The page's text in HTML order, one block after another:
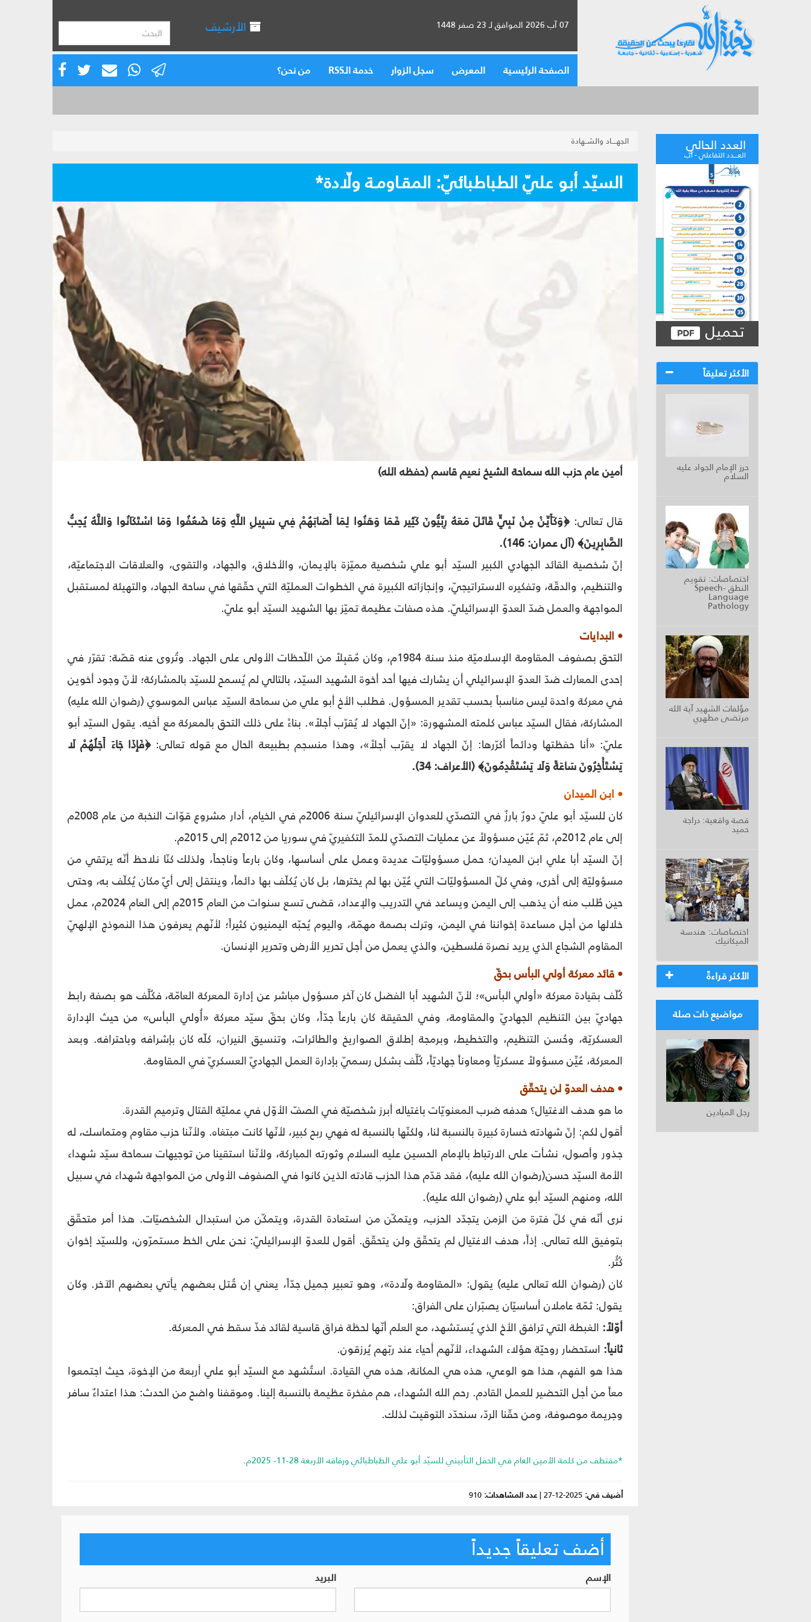
07 آب 2026 الموافق لـ 23 صفر 1448 الأرشيف
الصفحة الرئيسية المعرض سجل الزوار خدمة الـRSS من نحن؟
العدد الحالي
العـــدد التفاعلي - آب
تحميل
الأكثر تعليقاً
حرز الإمام الجواد عليه
السلام
اختصاصات: تقويم
النطق Speech-
Language
Pathology
مؤلفات الشهيد آية الله
مرتضى مطهري
قصة واقعية: دراجة
حميد
اختصاصات: هندسة
الميكانيك
الأكثر قراءةً
مواضيع ذات صلة
رجل الميادين
الجهــــاد والشــهادة
السيّد أبو عليّ الطباطبائيّ: المقـاومـة ولّادة*
أمين عام حزب الله سماحة الشيخ نعيم قاسم (حفظه الله)
قال تعالى: ﴿وَكَأَيِّنْ مِنْ نَبِيٍّ قَاتَلَ مَعَهُ رِبِّيُّونَ كَثِير فَمَا وَهَنُوا لِمَا أَصَابَهُمْ فِي سَبِيلِ اللَّهِ وَمَا ضَعُفُوا وَمَا اسْتَكَانُوا وَاللَّهُ يُحِبُّ
الصَّابِرِينَ﴾ (آل عمران: 146).
إنّ شخصية القائد الجهادي الكبير السيّد أبو علي شخصية مميّزة بالإيمان، والأخلاق، والجهاد، والتقوى، والعلاقات الاجتماعيّة،
والتنظيم، والدقّة، وتفكيره الاستراتيجيّ، وإنجازاته الكبيرة في الخطوات العمليّة التي حقّقها في ساحة الجهاد، والتهيئة لمستقبل
المواجهة والعمل ضدّ العدوّ الإسرائيليّ. هذه صفات عظيمة تميّز بها الشهيد السيّد أبو عليّ.
• البدايات
التحق بصفوف المقاومة الإسلاميّة منذ سنة 1984م، وكان مُقبِلاً من اللّحظات الأولى على الجهاد. وتُروى عنه قصّة: تقرّر في
إحدى المعارك ضدّ العدوّ الإسرائيلي أن يشارك فيها أحد أخوة الشهيد السيّد، بالتالي لم يُسمح للسيّد بالمشاركة؛ لأنّ وجود أخوين
في معركة واحدة ليس مناسباً بحسب تقدير المسؤول. فطلب الأخ أبو علي من سماحة السيّد عباس الموسوي (رضوان الله عليه)
المشاركة، فقال السيّد عباس كلمته المشهورة: «إنّ الجهاد لا يُقرّب أجلاً». بناءً على ذلك التحق بالمعركة مع أخيه. يقول السيّد أبو
عليّ: «أنا حفظتها ودائماً أكرّرها: إنّ الجهاد لا يقرّب أجلاً»، وهذا منسجم بطبيعة الحال مع قوله تعالى:﴿فَإِذَا جَاءَ أَجَلُهُمْ لَا
يَسْتَأْخِرُونَ سَاعَةً وَلَا يَسْتَقْدِمُونَ﴾ (الأعراف: 34).
• ابن الميدان
كان للسيّد أبو عليّ دورٌ بارزٌ في التصدّي للعدوان الإسرائيليّ سنة 2006م في الخيام، أدار مشروع قوّات النخبة من عام 2008م
إلى عام 2012م، ثمّ عُيّن مسؤولاً عن عمليات التصدّي للمدّ التكفيريّ في سوريا من 2012م إلى 2015م.
إنّ السيّد أبا علي ابن الميدان؛ حمل مسؤوليّات عديدة وعمل على أساسها، وكان بارعاً وناجحاً، ولذلك كنّا نلاحظ أنّه يرتقي من
مسؤوليّة إلى أخرى، وفي كلّ المسؤوليّات التي عُيّن بها لم يخترها، بل كان يُكلّف بها دائماً، وينتقل إلى أيّ مكان يُكلّف به، وحتى
حين طُلب منه أن يذهب إلى اليمن ويساعد في التدريب والإعداد، قضى تسع سنوات من العام 2015م إلى العام 2024م، عمل
خلالها من أجل مساعدة إخواننا في اليمن، وترك بصمة مهمّة، واليوم يُحبّه اليمنيون كثيراً؛ لأنّهم يعرفون هذا النموذج الإلهيّ
المقاوم الشجاع الذي يريد نصرة فلسطين، والذي يعمل من أجل تحرير الأرض وتحرير الإنسان.
• قائد معركة أولي البأس بحقّ
كُلّف بقيادة معركة «أولي البأس»؛ لأنّ الشهيد أبا الفضل كان آخر مسؤول مباشر عن إدارة المعركة العامّة، فكُلِّف هو بصفة رابط
جهاديّ بين التنظيم الجهاديّ والمقاومة، وفي الحقيقة كان بارعاً جدّاً، وكان بحقّ سيّد معركة «أُولي البأس» من حيث الإدارة
العسكريّة، وحُسن التنظيم، والتخطيط، وبرمجة إطلاق الصواريخ والطائرات، وتنسيق النيران، كلّه كان بإشرافه وباحترافه. وبعد
المعركة، عُيِّن مسؤولاً عسكريّاً ومعاوناً جهاديّاً، كُلِّف بشكل رسميّ بإدارة العمل الجهاديّ العسكريّ في المقاومة.
• هدف العدوّ لن يتحقّق
ما هو هدف الاغتيال؟ هدفه ضرب المعنويّات باغتياله أبرز شخصيّة في الصفّ الأوّل في عمليّة القتال وترميم القدرة.
أقول لكم: إنّ شهادته خسارة كبيرة بالنسبة لنا، ولكنّها بالنسبة له فهي ربح كبير، لأنّها كانت مبتغاه. ولأنّنا حزب مقاوم ومتماسك، له
جذور وأصول، نشأت على الارتباط بالإمام الحسين عليه السلام وثورته المباركة، ولأنّنا استقينا من توجيهات سماحة سيّد شهداء
الأمة السيّد حسن(رضوان الله عليه)، فقد قدّم هذا الحزب قادته الذين كانوا في الصفوف الأولى من المواجهة شهداء في سبيل
الله، ومنهم السيّد أبو علي (رضوان الله عليه).
نرى أنّه في كلّ فترة من الزمن يتجدّد الحزب، ويتمكّن من استعادة القدرة، ويتمكّن من استبدال الشخصيّات. هذا أمر متحقّق
بتوفيق الله تعالى. إذاً، هدف الاغتيال لم يتحقّق ولن يتحقّق. أقول للعدوّ الإسرائيليّ: نحن على الخط مستمرّون، وللسيّد إخوان
كُثُر.
كان (رضوان الله تعالى عليه) يقول: «المقاومة ولّادة»، وهو تعبير جميل جدّاً، يعني إن قُتل بعضهم يأتي بعضهم الآخر. وكان
يقول: ثمّة عاملان أساسيّان يصبّران على الفراق:
أوّلاً: الغبطة التي ترافق الأخ الذي يُستشهد، مع العلم أنّها لحظة فراق قاسية لقائد فذّ سقط في المعركة.
ثانياً: استحضار روحيّة هؤلاء الشهداء، لأنّهم أحياء عند ربّهم يُرزقون.
هذا هو الفهم، هذا هو الوعي، هذه هي المكانة، هذه هي القيادة. استُشهد مع السيّد أبو علي أربعة من الإخوة، حيث اجتمعوا
معاً من أجل التحضير للعمل القادم. رحم الله الشهداء، هم مفخرة عظيمة بالنسبة إلينا. وموقفنا واضح من الحدث: هذا اعتداءٌ سافر
وجريمة موصوفة، ومن حقّنا الردّ، سنحدّد التوقيت لذلك.
*مقتطف من كلمة الأمين العام في الحفل التأبيني للسيّد أبو علي الطباطبائي ورفاقه الأربعة 28-11- 2025م.
أضيف في: 2025-12-27
|عدد المشاهدات: 910
أضف تعليقاً جديداً
الإسم البريد